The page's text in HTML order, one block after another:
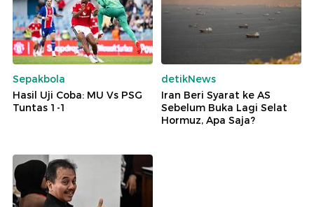
Sepakbola
Hasil Uji Coba: MU Vs PSG
Tuntas 1-1
detikNews
Iran Beri Syarat ke AS
Sebelum Buka Lagi Selat
Hormuz, Apa Saja?